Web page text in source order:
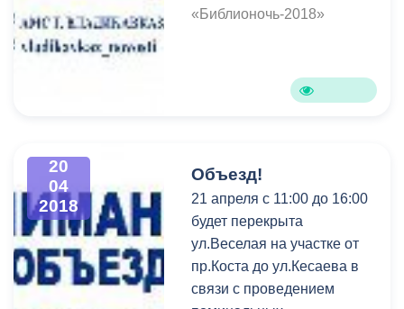
«Библионочь-2018»
20
04
2018
Объезд!
21 апреля с 11:00 до 16:00
будет перекрыта
ул.Веселая на участке от
пр.Коста до ул.Кесаева в
связи с проведением